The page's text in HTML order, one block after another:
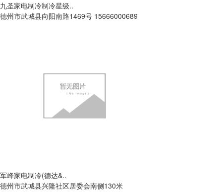
九圣家电制冷制冷星级..
德州市武城县向阳南路1469号 15666000689
军峰家电制冷(德达&..
德州市武城县兴隆社区居委会南侧130米